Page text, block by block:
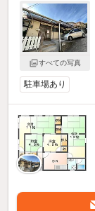
すべての写真
駐車場あり